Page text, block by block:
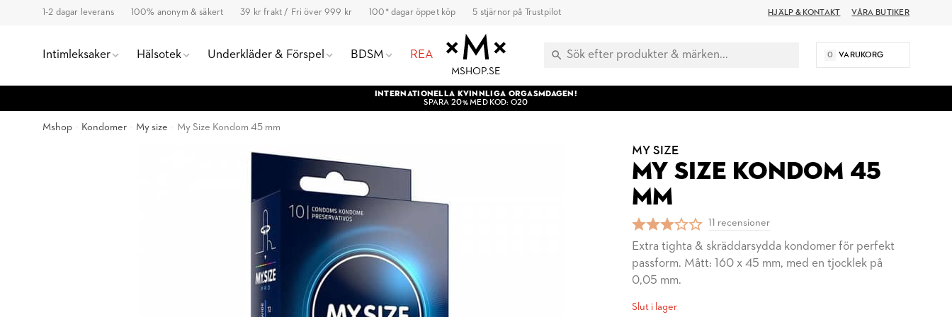
1-2 dagar leverans 100% anonym & säkert 39 kr frakt / Fri över 999 kr 100* dagar öppet köp 5 stjärnor på Trustpilot HJÄLP & KONTAKT VÅRA BUTIKER
Intimleksaker Hälsotek Underkläder & Förspel BDSM REA
MSHOP.SE
0 VARUKORG
INTERNATIONELLA KVINNLIGA ORGASMDAGEN!
SPARA 20% MED KOD: O20
Mshop Kondomer My size My Size Kondom 45 mm
MY SIZE
MY SIZE KONDOM 45
MM
11 recensioner
Extra tighta & skräddarsydda kondomer för perfekt
passform. Mått: 160 x 45 mm, med en tjocklek på
0,05 mm.
Slut i lager